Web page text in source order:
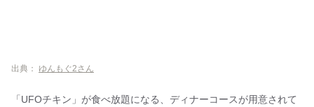
出典： ゆんもぐ2さん
「UFOチキン」が食べ放題になる、ディナーコースが用意されて